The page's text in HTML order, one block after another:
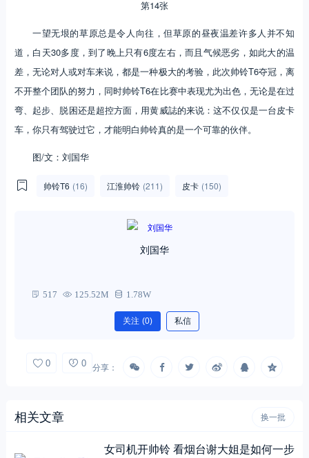
一望无垠的草原总是令人向往，但草原的昼夜温差许多人并不知
道，白天30多度，到了晚上只有6度左右，而且气候恶劣，如此大的温
差，无论对人或对车来说，都是一种极大的考验，此次帅铃T6夺冠，离
不开整个团队的努力，同时帅铃T6在比赛中表现尤为出色，无论是在过
弯、起步、脱困还是超控方面，用黄威誌的来说：这不仅仅是一台皮卡
车，你只有驾驶过它，才能明白帅铃真的是一个可靠的伙伴。
图/文：刘国华
帅铃T6 (16) 江淮帅铃 (211) 皮卡 (150)
刘国华
517 125.52M 1.78W
关注 (0) 私信
0 0 分享：
相关文章 换一批
女司机开帅铃 看烟台谢大姐是如何一步